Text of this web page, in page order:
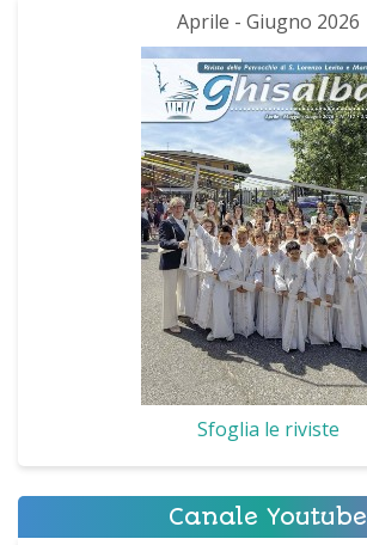
Aprile - Giugno 2026
Sfoglia le riviste
Canale Youtube